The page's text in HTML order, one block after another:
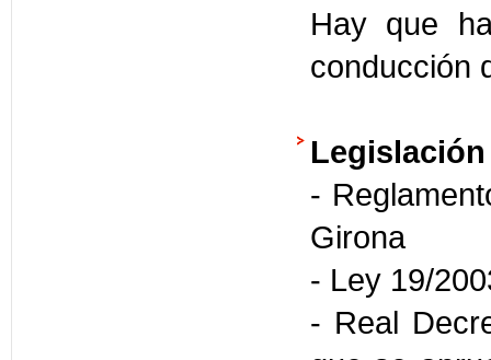
Hay que
conducción
Legislación
-
Girona
- Ley 19/
- Real